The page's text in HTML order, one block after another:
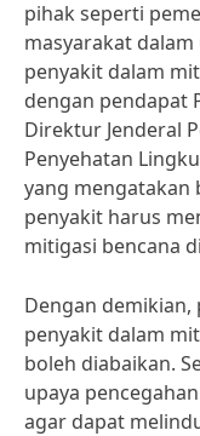
pihak seperti
masyarakat
penyakit dalam
dengan pendapat
Direktur Jenderal
Penyehatan
yang mengatakan
penyakit harus
mitigasi bencana
Dengan
penyakit dalam
boleh diabaikan.
upaya
agar dapat